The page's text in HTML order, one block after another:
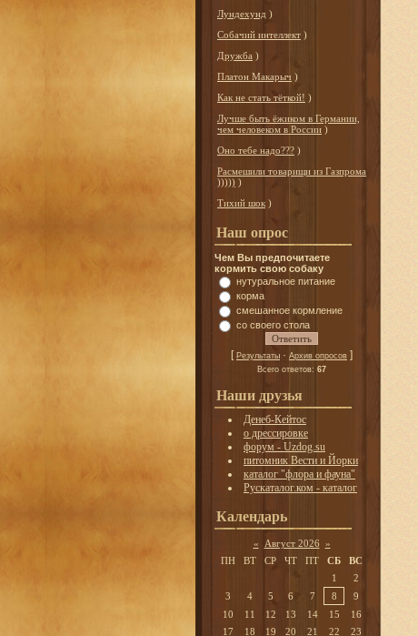
Лундехунд )
Собачий интеллект )
Дружба )
Платон Макарыч )
Как не стать тёткой! )
Лучше быть ёжиком в Германии,
чем человеком в России )
Оно тебе надо??? )
Расмешили товарищи из Газпрома
))))) )
Тихий шок )
Наш опрос
Чем Вы предпочитаете
кормить свою собаку
нутуральное питание
корма
смешанное кормление
со своего стола
[ Результаты · Архив опросов ]
Всего ответов: 67
Наши друзья
Денеб-Кейтос
о дрессировке
форум - Uzdog.su
питомник Вести и Йорки
каталог "флора и фауна"
Рускаталог.ком - каталог
Календарь
« Август 2026 »
ПН
ВТ СР ЧТ ПТ СБ
ВС
1
2
3
4 5 6 7 8
9
10
11 12 13 14 15
16
17
18 19 20 21 22 23